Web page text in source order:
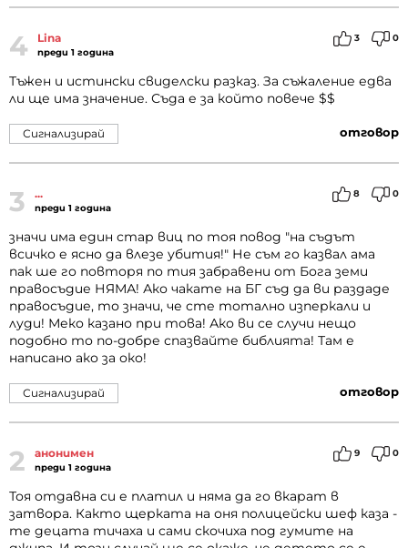
4 Lina
преди 1 година
3 0
Тъжен и истински свиделски разказ. За съжаление едва
ли ще има значение. Съда е за който повече $$
отговор
Сигнализирай
3 ...
преди 1 година
8 0
значи има един стар виц по тоя повод "на съдът
всичко е ясно да влезе убития!" Не съм го казвал ама
пак ше го повторя по тия забравени от Бога земи
правосъдие НЯМА! Ако чакате на БГ съд да ви раздаде
правосъдие, то значи, че сте тотално изперкали и
луди! Меко казано при това! Ако ви се случи нещо
подобно то по-добре спазвайте библията! Там е
написано ако за око!
отговор
Сигнализирай
2 анонимен
преди 1 година
9 0
Тоя отдавна си е платил и няма да го вкарат в
затвора. Както щерката на оня полицейски шеф каза -
те децата тичаха и сами скочиха под гумите на